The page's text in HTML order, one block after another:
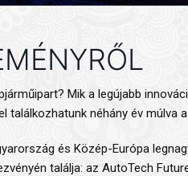
Mik a legújabb
találkozhatunk néhány év múlva
és Közép-Európa
találja: az AutoTech